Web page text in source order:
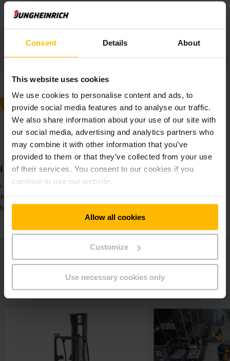
Consent Details About
This website uses cookies
We use cookies to personalise content and ads, to
provide social media features and to analyse our traffic.
We also share information about your use of our site with
our social media, advertising and analytics partners who
may combine it with other information that you’ve
provided to them or that they’ve collected from your use
of their services. You consent to our cookies if you
continue to use our website.
Allow all cookies
Customize
Use necessary cookies only
ideální,“ konstatovala Michaela Poléfková.
Greiner PURtec v kostce:
flexibility
vozíků uspokojují
pracovních
Zvýšení kvality práce
Bezkonkurenční zákaznický